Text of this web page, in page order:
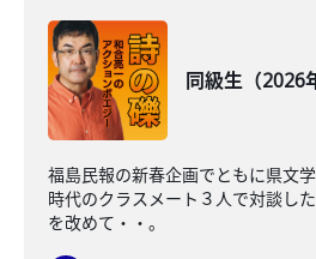
同級生（2026
福島民報の新春企画でともに県文
時代のクラスメート３人で対談し
を改めて・・。